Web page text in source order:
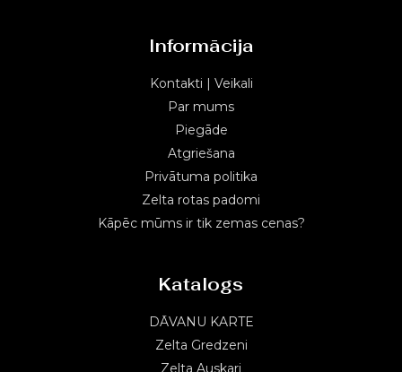
Informācija
Kontakti | Veikali
Par mums
Piegāde
Atgriešana
Privātuma politika
Zelta rotas padomi
Kāpēc mūms ir tik zemas cenas?
Katalogs
DĀVANU KARTE
Zelta Gredzeni